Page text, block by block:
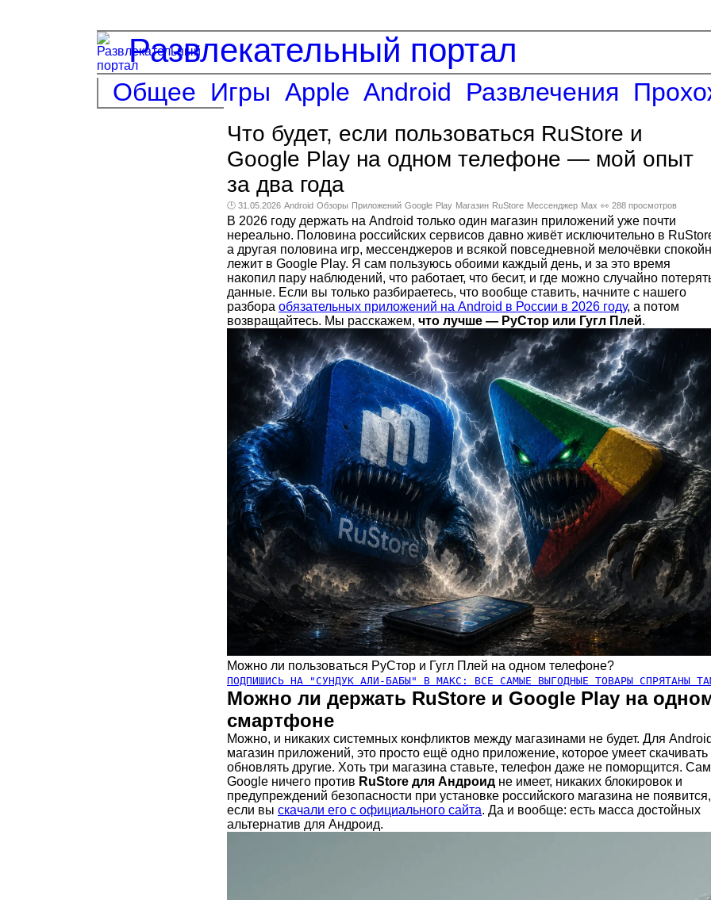
Развлекательный портал
Общее Игры Apple Android Развлечения
Что будет, если пользоваться RuStore и
Google Play на одном телефоне — мой опыт
за два года
🕑 31.05.2026 Android Обзоры Приложений Google Play Магазин RuStore Мессенджер Max 👀 288 просмотров
В 2026 году держать на Android только один магазин приложений уже почти
нереально. Половина российских сервисов давно живёт исключительно в
а другая половина игр, мессенджеров и всякой повседневной мелочёвки
лежит в Google Play. Я сам пользуюсь обоими каждый день, и за это время
накопил пару наблюдений, что работает, что бесит, и где можно случайно
данные. Если вы только разбираетесь, что вообще ставить, начните с нашего
разбора обязательных приложений на Android в России в 2026 году, а потом
возвращайтесь. Мы расскажем, что лучше — РуСтор или Гугл Плей.
Можно ли пользоваться РуСтор и Гугл Плей на одном телефоне?
ПОДПИШИСЬ НА "СУНДУК АЛИ-БАБЫ" В МАКС: ВСЕ САМЫЕ ВЫГОДНЫЕ ТОВАРЫ СПРЯТАНЫ
Можно ли держать RuStore и Google Play на
смартфоне
Можно, и никаких системных конфликтов между магазинами не будет. Для Android
магазин приложений, это просто ещё одно приложение, которое умеет скачивать
обновлять другие. Хоть три магазина ставьте, телефон даже не поморщится. Сам
Google ничего против RuStore для Андроид не имеет, никаких блокировок и
предупреждений безопасности при установке российского магазина не появится,
если вы скачали его с официального сайта. Да и вообще: есть масса достойных
альтернатив для Андроид.